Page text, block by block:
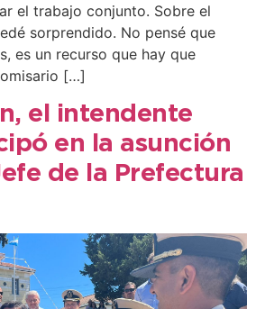
el trabajo conjunto. Sobre el
sorprendido. No pensé que
es un recurso que hay que
[…]
el intendente
en la asunción
de la Prefectura